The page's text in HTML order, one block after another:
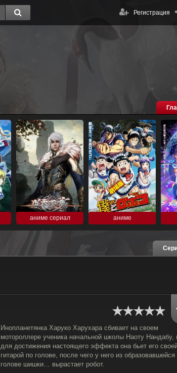
Регистрация
аниме сериал аниме
Инопланетянка Харуко Харухара сбивает на своем
мотороллере ученика начальной школы Наоту Нандабу,
для достижения настоящего эффекта она бьет его
гитарой по голове, после чего у него из образовавшейся
голове шишки… вырастает робот.